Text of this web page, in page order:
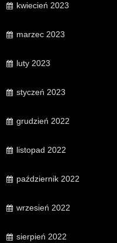
kwiecień 2023
marzec 2023
luty 2023
styczeń 2023
grudzień 2022
listopad 2022
październik 2022
wrzesień 2022
sierpień 2022